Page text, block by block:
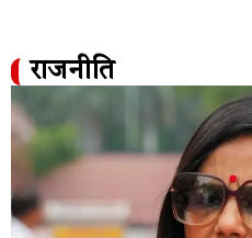
राजनीति